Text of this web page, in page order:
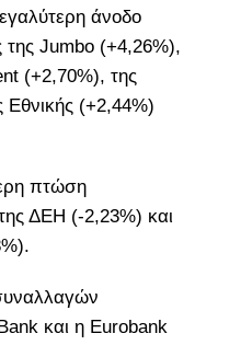
άνοδο
της Jumbo (+4,26%),
(+2,70%), της
(+2,44%)
πτώση
ΔΕΗ (-2,23%) και
και η Eurobank